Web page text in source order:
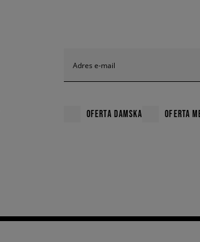
Adres e-mail
OFERTA DAMSKA OFERTA